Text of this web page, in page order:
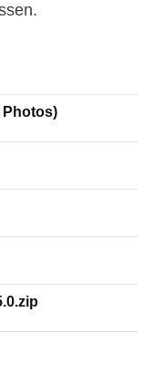
Photos)